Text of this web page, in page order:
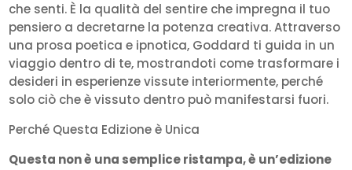
che senti. È la qualità del sentire che impregna il tuo
pensiero a decretarne la potenza creativa. Attraverso
una prosa poetica e ipnotica, Goddard ti guida in un
viaggio dentro di te, mostrandoti come trasformare i
desideri in esperienze vissute interiormente, perché
solo ciò che è vissuto dentro può manifestarsi fuori.
Perché Questa Edizione è Unica
Questa non è una semplice ristampa, è un’edizione